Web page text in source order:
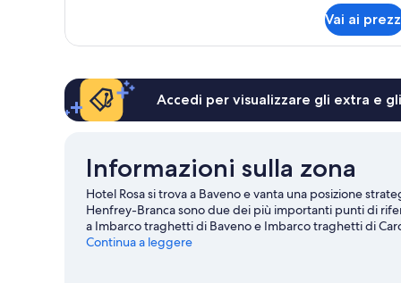
Premium,
Vai ai
Accedi per visualizzare gli extra e
Informazioni sulla zona
Hotel Rosa si trova a Baveno e vanta una posizione
Henfrey-Branca sono due dei più importanti punti di
a Imbarco traghetti di Baveno e Imbarco traghetti di
meritano una visita. Dedica del tempo a scoprire tutte le
Continua a leggere